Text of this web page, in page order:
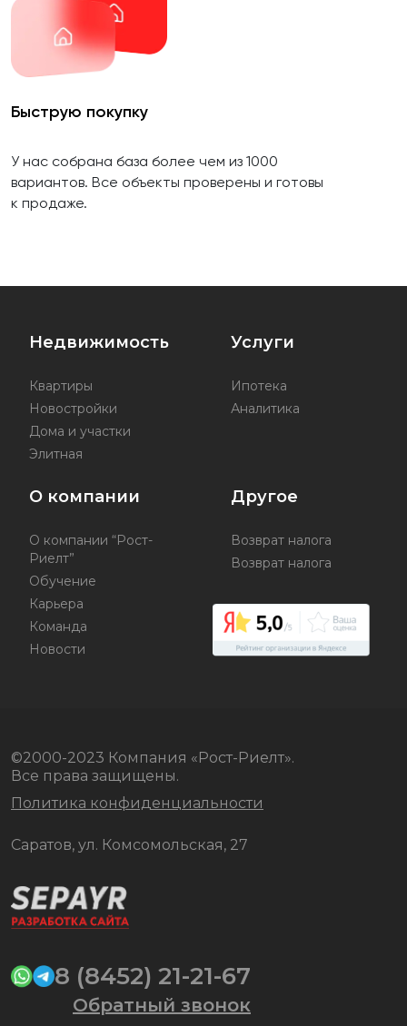
Быструю покупку
У нас собрана база более чем из 1000
вариантов. Все объекты проверены и готовы
к продаже.
Недвижимость
Квартиры
Новостройки
Дома и участки
Элитная
Услуги
Ипотека
Аналитика
О компании
О компании “Рост-
Риелт”
Обучение
Карьера
Команда
Новости
Другое
Возврат налога
Возврат налога
©2000-2023 Компания «Рост-Риелт».
Все права защищены.
Политика конфиденциальности
Саратов, ул. Комсомольская, 27
8 (8452) 21-21-67
Обратный звонок